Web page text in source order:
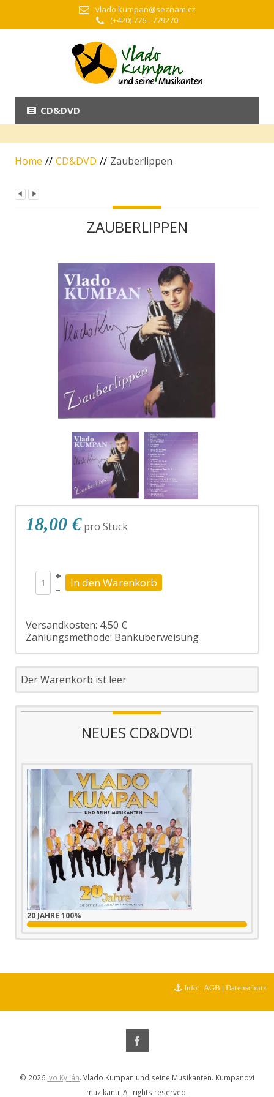
vlado.kumpan@seznam.cz
(+420) 776 - 779270
CD&DVD
Home // CD&DVD // Zauberlippen
ZAUBERLIPPEN
18,00 € pro Stück
+
–
Versandkosten: 4,50 €
Zahlungsmethode: Banküberweisung
Der Warenkorb ist leer
NEUES CD&DVD!
20 JAHRE 100%
Info: AGB | Datenschutz
© 2026 Ivo Kylián. Vlado Kumpan und seine Musikanten. Kumpanovi
muzikanti. All rights reserved.